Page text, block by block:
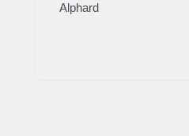
Alphard
Черный